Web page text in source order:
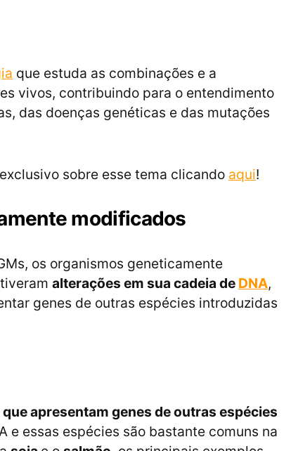
que estuda as combinações e a
vivos, contribuindo para o entendimento
das doenças genéticas e das mutações
sobre esse tema clicando aqui!
modificados
os organismos geneticamente
alterações em sua cadeia de DNA,
genes de outras espécies introduzidas
apresentam genes de outras espécies
e essas espécies são bastante comuns na